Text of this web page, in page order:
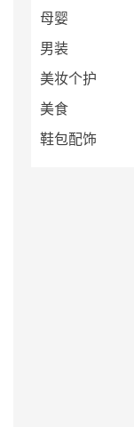
母婴
男装
美妆个护
美食
鞋包配饰